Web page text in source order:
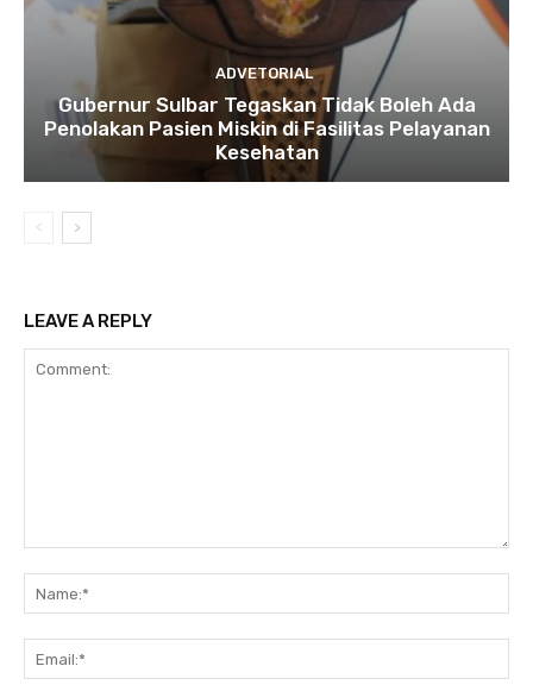
ADVETORIAL
Gubernur Sulbar Tegaskan Tidak Boleh Ada
Penolakan Pasien Miskin di Fasilitas Pelayanan
Kesehatan
LEAVE A REPLY